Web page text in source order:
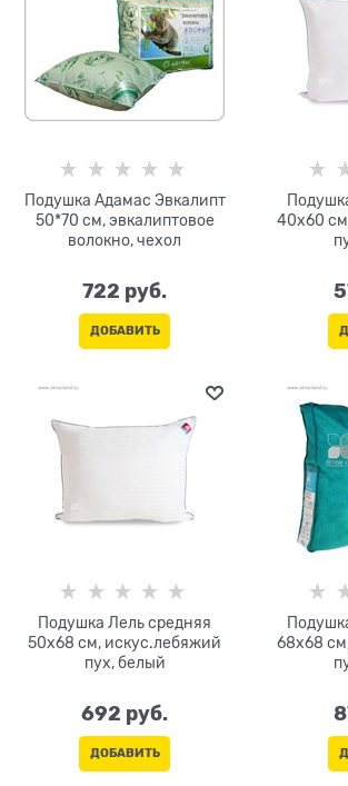
Подушка Адамас Эвкалипт
50*70 см, эвкалиптовое
волокно, чехол
722 руб.
ДОБАВИТЬ
40х60
Подушка Лель средняя
50х68 см, искус.лебяжий
пух, белый
692 руб.
ДОБАВИТЬ
68х68